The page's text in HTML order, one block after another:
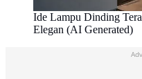
Ide Lampu Dinding
Elegan (AI Generated)